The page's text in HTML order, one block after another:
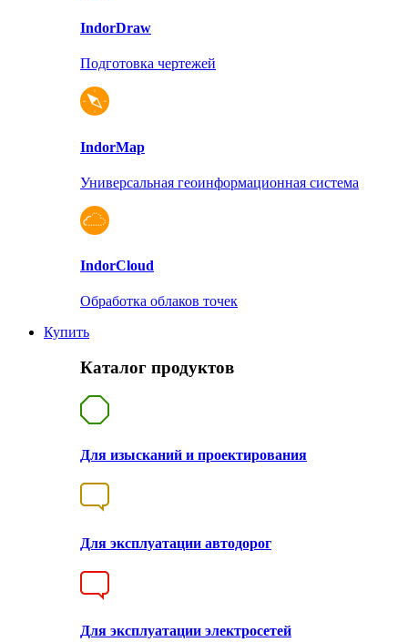
IndorDraw
Подготовка чертежей
IndorMap
Универсальная геоинформационная система
IndorCloud
Обработка облаков точек
Купить
Каталог продуктов
Для изысканий и проектирования
Для эксплуатации автодорог
Для эксплуатации электросетей